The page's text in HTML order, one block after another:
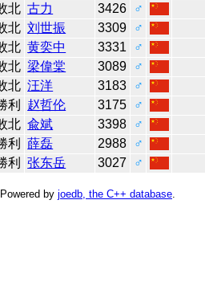
北 古力 3426
♂
北 刘世振 3309
♂
北 黄奕中 3331
♂
北 梁偉棠 3089
♂
北 汪洋 3183
♂
利 赵哲伦 3175
♂
北 兪斌 3398
♂
利 薛磊 2988
♂
利 张东岳 3027 ♂
. Powered by joedb, the C++ database